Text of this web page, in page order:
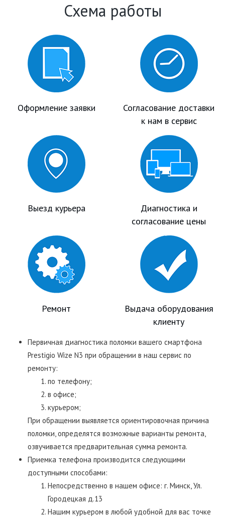
Схема работы
Оформление заявки
Согласование доставки
к нам в сервис
Выезд курьера
Диагностика и
согласование цены
Ремонт
Выдача оборудования
клиенту
Первичная диагностика поломки вашего смартфона
Prestigio Wize N3 при обращении в наш сервис по
ремонту:
по телефону;
в офисе;
курьером;
При обращении выявляется ориентировочная причина
поломки, определятся возможные варианты ремонта,
озвучивается предварительная сумма ремонта.
Приемка телефона производится следующими
доступными способами:
Непосредственно в нашем офисе: г. Минск, Ул.
Городецкая д.13
Нашим курьером в любой удобной для вас точке